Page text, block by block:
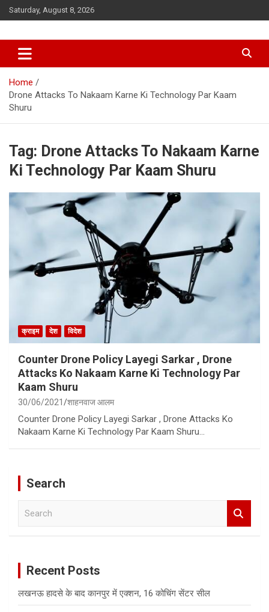
Skip
to
Saturday, August 8, 2026
Home
Drone Attacks To Nakaam Karne Ki Technology Par Kaam
Shuru
Tag: Drone Attacks To Nakaam Karne
Ki Technology Par Kaam Shuru
क्राइम देश विदेश
Counter Drone Policy Layegi Sarkar , Drone
Attacks Ko Nakaam Karne Ki Technology Par
Kaam Shuru
30/06/2021 शाहनवाज आलम
Counter Drone Policy Layegi Sarkar , Drone Attacks Ko
Nakaam Karne Ki Technology Par Kaam Shuru…
Search
Recent Posts
लखनऊ हादसे के बाद कानपुर में एक्शन, 16 कोचिंग सेंटर सील